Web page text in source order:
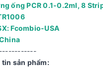
ống PCR 0.1-0.2ml, 8
Fcombio-USA
sản phẩm: